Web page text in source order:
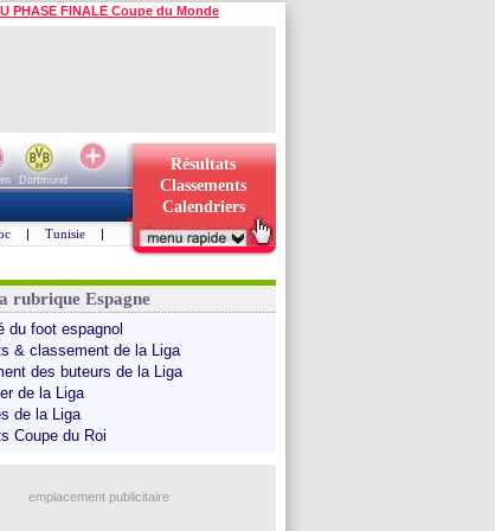
PHASE FINALE Coupe du Monde
Dortmund
Résultats
Classements
Calendriers
| Tunisie |
rubrique Espagne
du foot espagnol
& classement de la Liga
des buteurs de la Liga
de la Liga
de la Liga
Coupe du Roi
emplacement publicitaire